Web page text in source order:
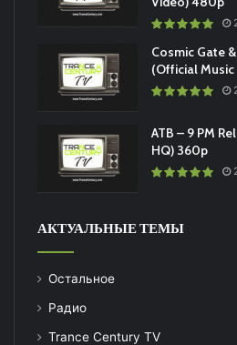
Cosmic Gate
(Official
ATB – 9 PM
HQ) 360p
АКТУАЛЬНЫЕ ТЕМЫ
Остальное
Радио
Trance Century TV